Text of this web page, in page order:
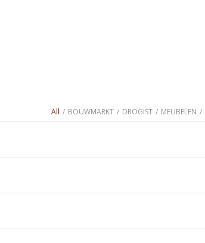
All / BOUWMARKT / DROGIST / MEUBELEN /